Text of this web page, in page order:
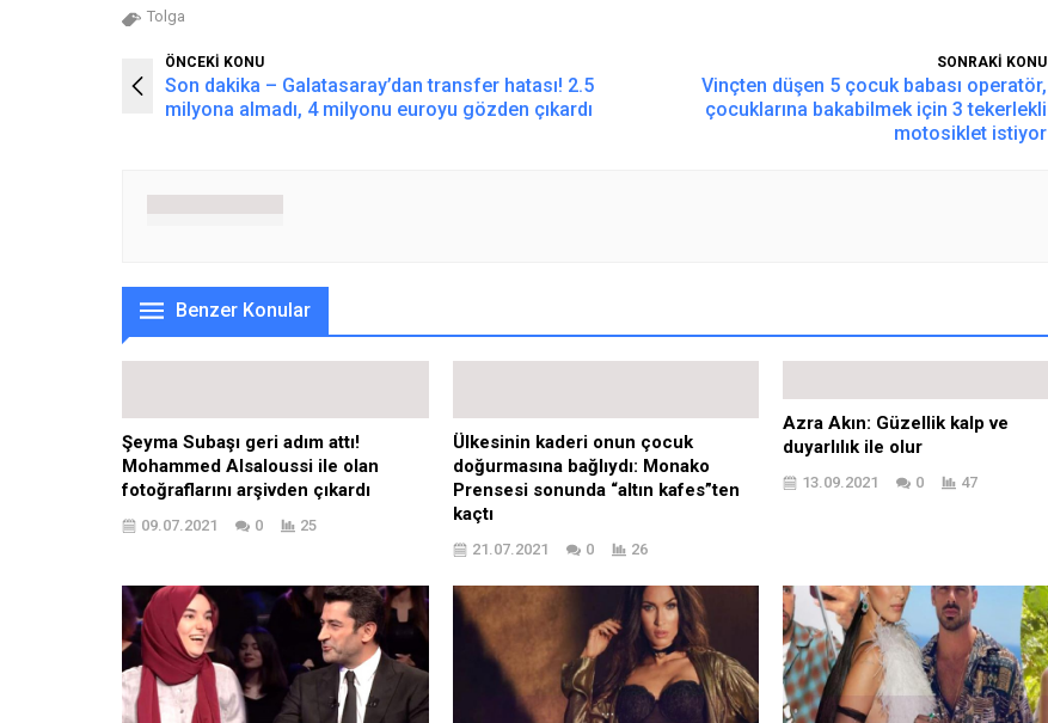
Tolga
ÖNCEKİ KONU
Son dakika – Galatasaray’dan transfer hatası! 2.5
milyona almadı, 4 milyonu euroyu gözden çıkardı
SONRAKİ KONU
Vinçten düşen 5 çocuk babası operatör,
çocuklarına bakabilmek için 3 tekerlekli
motosiklet istiyor
Benzer Konular
Şeyma Subaşı geri adım attı!
Mohammed Alsaloussi ile olan
fotoğraflarını arşivden çıkardı
09.07.2021 0 25
Ülkesinin kaderi onun çocuk
doğurmasına bağlıydı: Monako
Prensesi sonunda “altın kafes”ten
kaçtı
21.07.2021 0 26
Azra Akın: Güzellik kalp ve
duyarlılık ile olur
13.09.2021 0 47